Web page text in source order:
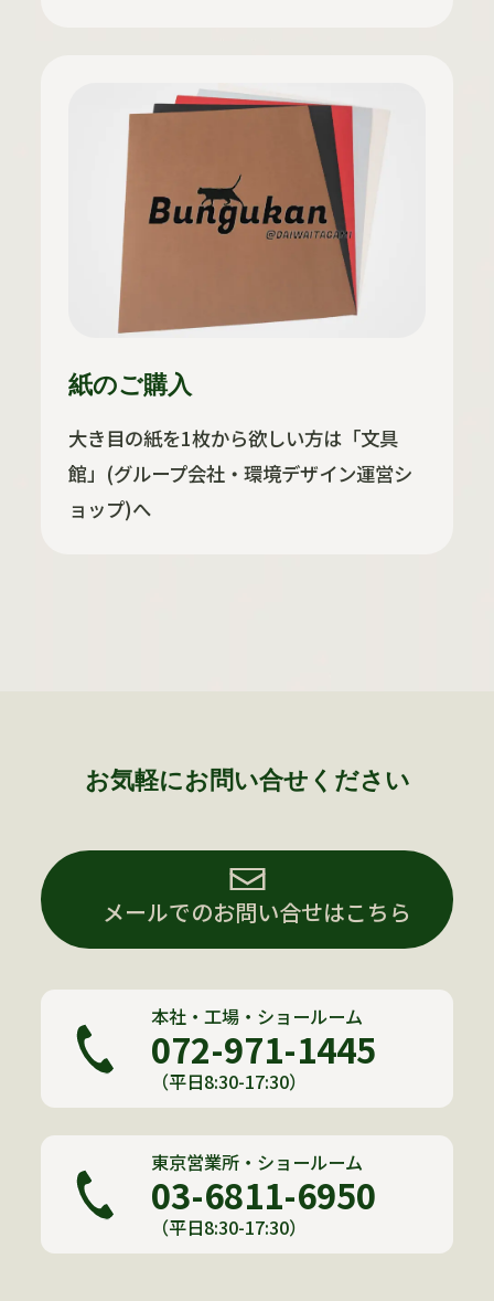
紙のご購入
大き目の紙を1枚から欲しい方は「文具
館」(グループ会社・環境デザイン運営シ
ョップ)へ
お気軽にお問い合せください
メールでのお問い合せはこちら
本社・工場・ショールーム
072-971-1445
（平日8:30-17:30）
東京営業所・ショールーム
03-6811-6950
（平日8:30-17:30）